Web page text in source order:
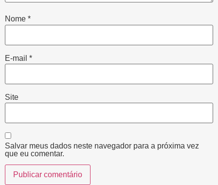
Nome *
E-mail *
Site
Salvar meus dados neste navegador para a próxima vez
que eu comentar.